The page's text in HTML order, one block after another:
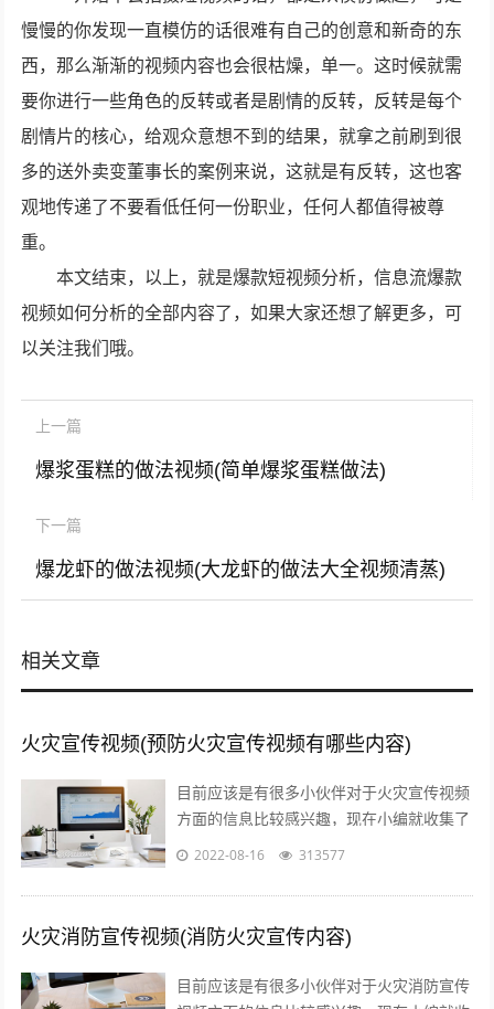
慢慢的你发现一直模仿的话很难有自己的创意和新奇的东
西，那么渐渐的视频内容也会很枯燥，单一。这时候就需
要你进行一些角色的反转或者是剧情的反转，反转是每个
剧情片的核心，给观众意想不到的结果，就拿之前刷到很
多的送外卖变董事长的案例来说，这就是有反转，这也客
观地传递了不要看低任何一份职业，任何人都值得被尊
重。
本文结束，以上，就是爆款短视频分析，信息流爆款
视频如何分析的全部内容了，如果大家还想了解更多，可
以关注我们哦。
上一篇
爆浆蛋糕的做法视频(简单爆浆蛋糕做法)
下一篇
爆龙虾的做法视频(大龙虾的做法大全视频清蒸)
相关文章
火灾宣传视频(预防火灾宣传视频有哪些内容)
目前应该是有很多小伙伴对于火灾宣传视频
方面的信息比较感兴趣，现在小编就收集了
一些与预防火灾宣传视频有哪些内容相关的
2022-08-16 313577
火灾消防宣传视频(消防火灾宣传内容)
目前应该是有很多小伙伴对于火灾消防宣传